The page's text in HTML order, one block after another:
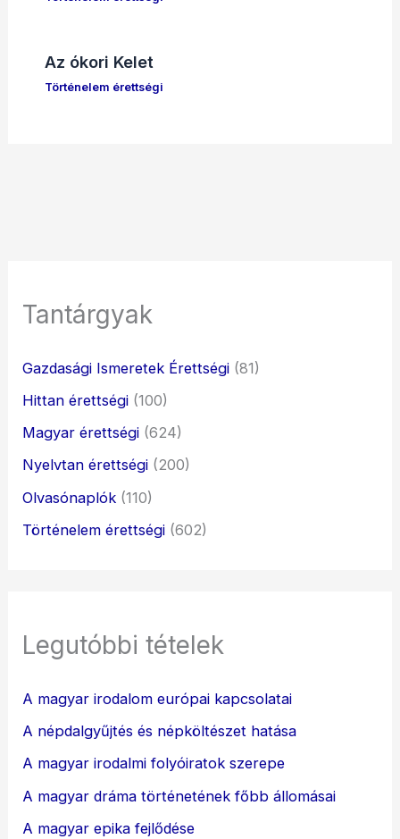
Az ókori Kelet
Történelem érettségi
Tantárgyak
Gazdasági Ismeretek Érettségi (81)
Hittan érettségi (100)
Magyar érettségi (624)
Nyelvtan érettségi (200)
Olvasónaplók (110)
Történelem érettségi (602)
Legutóbbi tételek
A magyar irodalom európai kapcsolatai
A népdalgyűjtés és népköltészet hatása
A magyar irodalmi folyóiratok szerepe
A magyar dráma történetének főbb állomásai
A magyar epika fejlődése